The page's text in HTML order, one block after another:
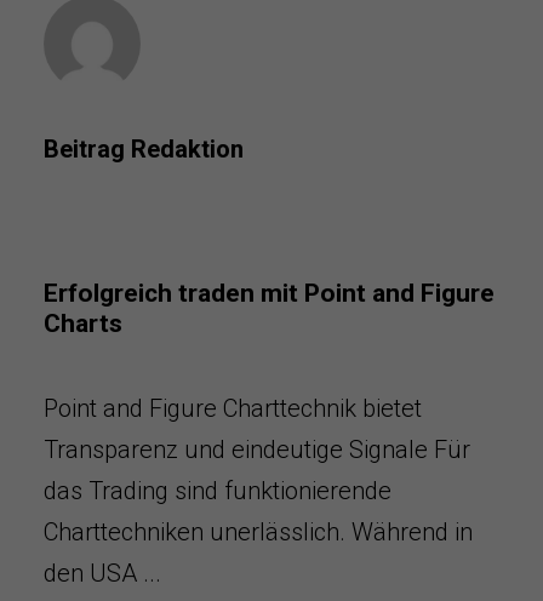
Beitrag Redaktion
Erfolgreich traden mit Point and Figure
Charts
Point and Figure Charttechnik bietet
Transparenz und eindeutige Signale Für
das Trading sind funktionierende
Charttechniken unerlässlich. Während in
den USA ...